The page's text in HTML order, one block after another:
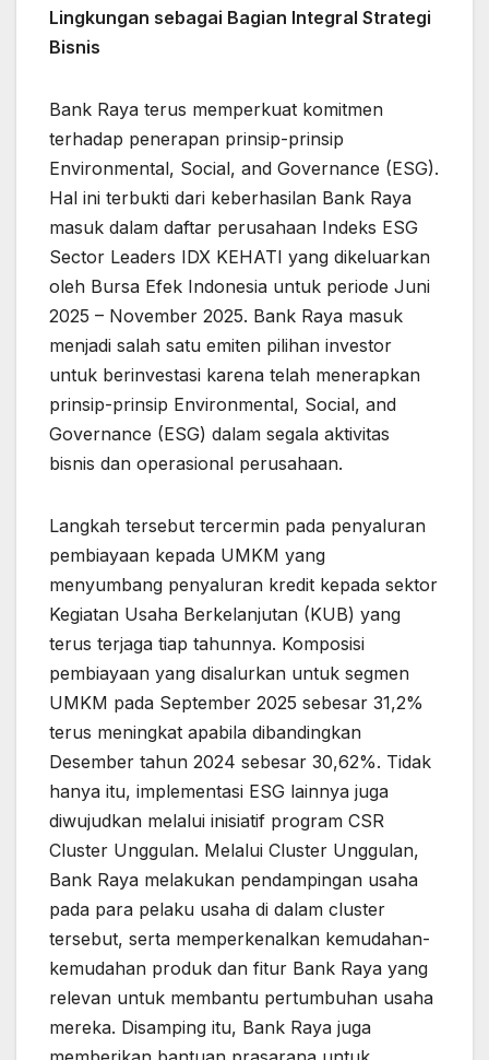
Lingkungan sebagai Bagian Integral Strategi
Bisnis
Bank Raya terus memperkuat komitmen
terhadap penerapan prinsip-prinsip
Environmental, Social, and Governance (ESG).
Hal ini terbukti dari keberhasilan Bank Raya
masuk dalam daftar perusahaan Indeks ESG
Sector Leaders IDX KEHATI yang dikeluarkan
oleh Bursa Efek Indonesia untuk periode Juni
2025 – November 2025. Bank Raya masuk
menjadi salah satu emiten pilihan investor
untuk berinvestasi karena telah menerapkan
prinsip-prinsip Environmental, Social, and
Governance (ESG) dalam segala aktivitas
bisnis dan operasional perusahaan.
Langkah tersebut tercermin pada penyaluran
pembiayaan kepada UMKM yang
menyumbang penyaluran kredit kepada sektor
Kegiatan Usaha Berkelanjutan (KUB) yang
terus terjaga tiap tahunnya. Komposisi
pembiayaan yang disalurkan untuk segmen
UMKM pada September 2025 sebesar 31,2%
terus meningkat apabila dibandingkan
Desember tahun 2024 sebesar 30,62%. Tidak
hanya itu, implementasi ESG lainnya juga
diwujudkan melalui inisiatif program CSR
Cluster Unggulan. Melalui Cluster Unggulan,
Bank Raya melakukan pendampingan usaha
pada para pelaku usaha di dalam cluster
tersebut, serta memperkenalkan kemudahan-
kemudahan produk dan fitur Bank Raya yang
relevan untuk membantu pertumbuhan usaha
mereka. Disamping itu, Bank Raya juga